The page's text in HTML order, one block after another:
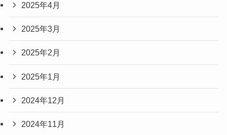
2025年4月
2025年3月
2025年2月
2025年1月
2024年12月
2024年11月